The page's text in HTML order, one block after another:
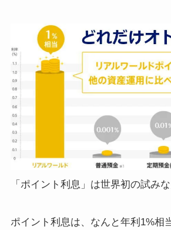
「ポイント利息」は世界初の試み
ポイント利息は、なんと年利1%相